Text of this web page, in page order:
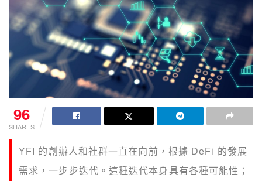
96
SHARES
YFI 的創辦人和社群一直在向前，根據 DeFi 的發展
需求，一步步迭代。這種迭代本身具有各種可能性；